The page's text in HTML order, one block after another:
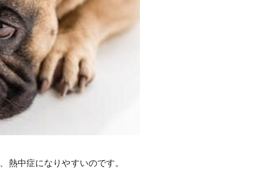
熱中症になりやすいのです。